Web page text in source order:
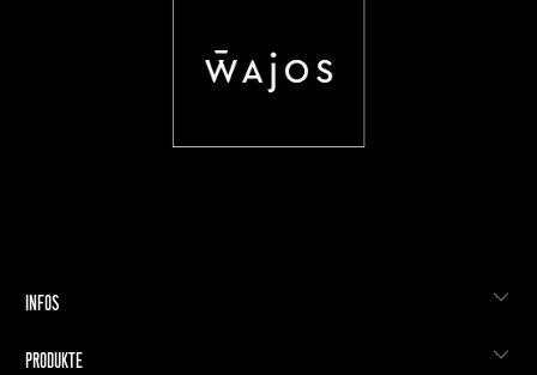
INFOS
PRODUKTE